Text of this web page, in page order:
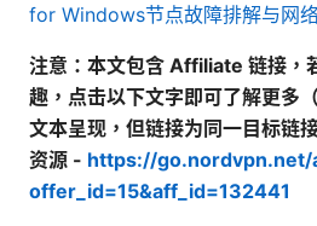
for Windows节点故障排解与网
注意：本文包含 Affiliate 链接，
趣，点击以下文字即可了解更多
文本呈现，但链接为同一目标链
资源 - https://go.nordvpn.net/
offer_id=15&aff_id=132441